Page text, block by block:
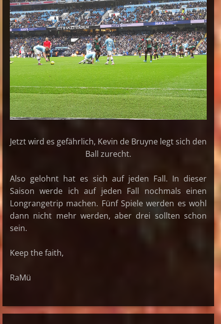
Jetzt wird es gefährlich, Kevin de Bruyne legt sich den
Ball zurecht.
Also gelohnt hat es sich auf jeden Fall. In dieser
Saison werde ich auf jeden Fall nochmals einen
Longrangetrip machen. Fünf Spiele werden es wohl
dann nicht mehr werden, aber drei sollten schon
sein.
Keep the faith,
RaMü